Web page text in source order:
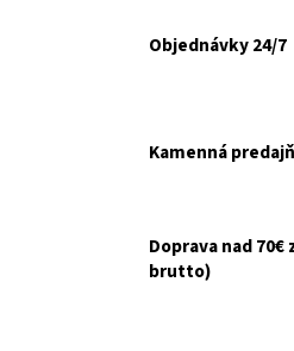
Objednávky 24/7
Kamenná
Doprava nad
brutto)